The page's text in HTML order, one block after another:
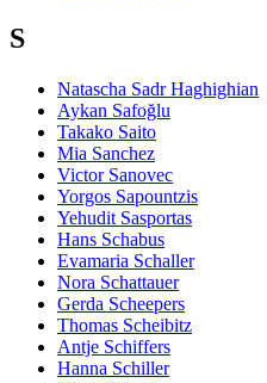
S
Natascha Sadr Haghighian
Aykan Safoğlu
Takako Saito
Mia Sanchez
Victor Sanovec
Yorgos Sapountzis
Yehudit Sasportas
Hans Schabus
Evamaria Schaller
Nora Schattauer
Gerda Scheepers
Thomas Scheibitz
Antje Schiffers
Hanna Schiller